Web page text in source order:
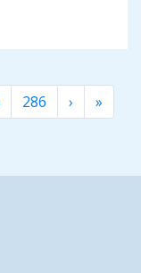
286 › »